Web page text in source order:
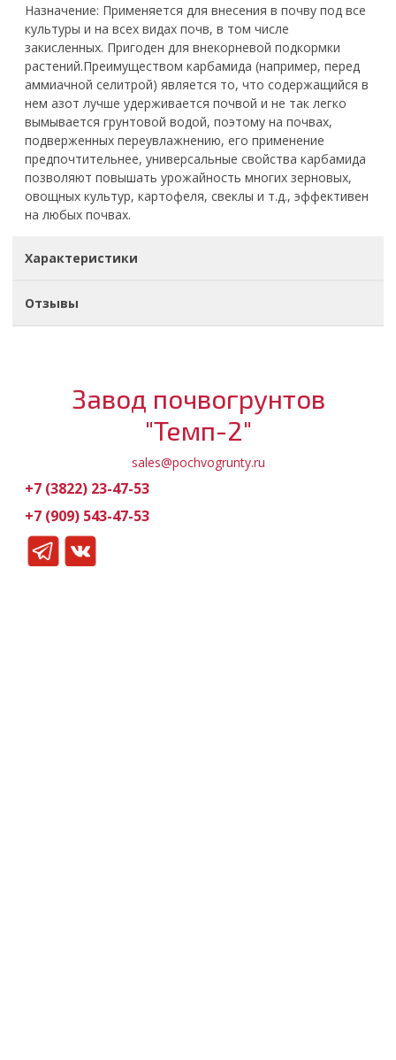
Назначение: Применяется для внесения в почву под все
культуры и на всех видах почв, в том числе
закисленных. Пригоден для внекорневой подкормки
растений.Преимуществом карбамида (например, перед
аммиачной селитрой) является то, что содержащийся в
нем азот лучше удерживается почвой и не так легко
вымывается грунтовой водой, поэтому на почвах,
подверженных переувлажнению, его применение
предпочтительнее, универсальные свойства карбамида
позволяют повышать урожайность многих зерновых,
овощных культур, картофеля, свеклы и т.д., эффективен
на любых почвах.
Характеристики
Отзывы
Завод почвогрунтов
"Темп-2"
sales@pochvogrunty.ru
+7 (3822) 23-47-53
+7 (909) 543-47-53